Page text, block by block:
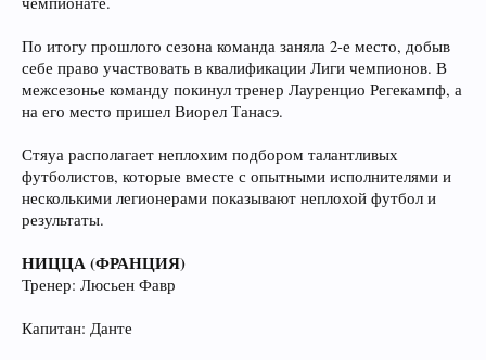
По итогу прошлого сезона команда заняла 2-е место, добыв
себе право участвовать в квалификации Лиги чемпионов. В
межсезонье команду покинул тренер Лауренцио Регекампф, а
на его место пришел Виорел Танасэ.
Стяуа располагает неплохим подбором талантливых
футболистов, которые вместе с опытными исполнителями и
несколькими легионерами показывают неплохой футбол и
результаты.
НИЦЦА (ФРАНЦИЯ)
Тренер: Люсьен Фавр
Капитан: Данте